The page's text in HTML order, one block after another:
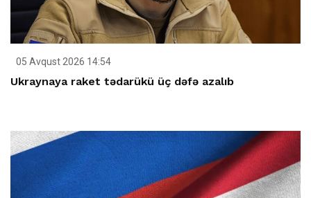
05 Avqust 2026 14:54
Ukraynaya raket tədarükü üç dəfə azalıb